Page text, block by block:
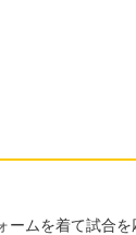
ムを着て試合を